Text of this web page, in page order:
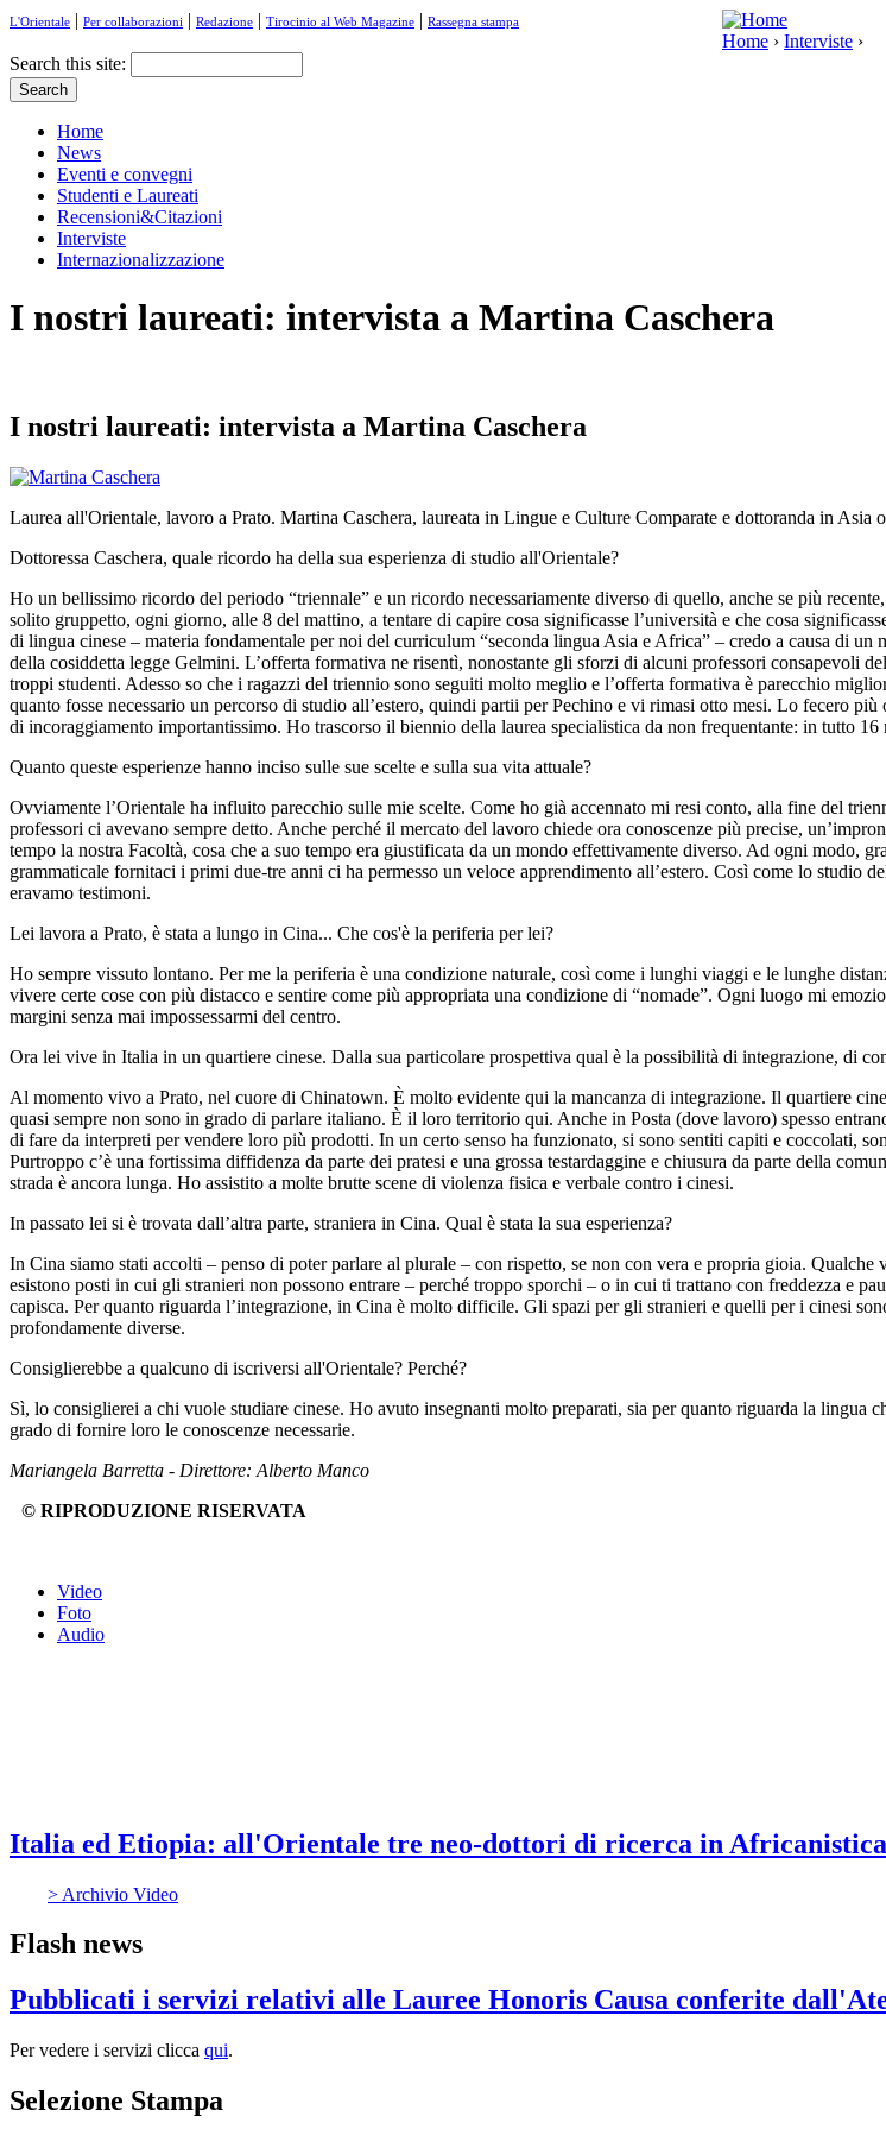
L'Orientale | Per collaborazioni | Redazione | Tirocinio al Web Magazine | Rassegna stampa
Home › Interviste ›
Search this site:
Home
News
Eventi e convegni
Studenti e Laureati
Recensioni&Citazioni
Interviste
Internazionalizzazione
I nostri laureati: intervista a Martina Caschera
I nostri laureati: intervista a Martina Caschera
Laurea all'Orientale, lavoro a Prato. Martina Caschera, laureata in Lingue e Culture Comparate e dottoranda in Asia
Dottoressa Caschera, quale ricordo ha della sua esperienza di studio all'Orientale?
Ho un bellissimo ricordo del periodo “triennale” e un ricordo necessariamente diverso di quello, anche se più
solito gruppetto, ogni giorno, alle 8 del mattino, a tentare di capire cosa significasse l’università e che cosa
di lingua cinese – materia fondamentale per noi del curriculum “seconda lingua Asia e Africa” – credo a causa di
della cosiddetta legge Gelmini. L’offerta formativa ne risentì, nonostante gli sforzi di alcuni professori consapevoli
troppi studenti. Adesso so che i ragazzi del triennio sono seguiti molto meglio e l’offerta formativa è parecchio
quanto fosse necessario un percorso di studio all’estero, quindi partii per Pechino e vi rimasi otto mesi. Lo fecero
di incoraggiamento importantissimo. Ho trascorso il biennio della laurea specialistica da non frequentante: in tutto 16
Quanto queste esperienze hanno inciso sulle sue scelte e sulla sua vita attuale?
Ovviamente l’Orientale ha influito parecchio sulle mie scelte. Come ho già accennato mi resi conto, alla fine del
professori ci avevano sempre detto. Anche perché il mercato del lavoro chiede ora conoscenze più precise,
tempo la nostra Facoltà, cosa che a suo tempo era giustificata da un mondo effettivamente diverso. Ad ogni modo,
grammaticale fornitaci i primi due-tre anni ci ha permesso un veloce apprendimento all’estero. Così come lo studio
eravamo testimoni.
Lei lavora a Prato, è stata a lungo in Cina... Che cos'è la periferia per lei?
Ho sempre vissuto lontano. Per me la periferia è una condizione naturale, così come i lunghi viaggi e le lunghe
vivere certe cose con più distacco e sentire come più appropriata una condizione di “nomade”. Ogni luogo mi
margini senza mai impossessarmi del centro.
Ora lei vive in Italia in un quartiere cinese. Dalla sua particolare prospettiva qual è la possibilità di integrazione, di
Al momento vivo a Prato, nel cuore di Chinatown. È molto evidente qui la mancanza di integrazione. Il quartiere
quasi sempre non sono in grado di parlare italiano. È il loro territorio qui. Anche in Posta (dove lavoro) spesso
di fare da interpreti per vendere loro più prodotti. In un certo senso ha funzionato, si sono sentiti capiti e coccolati,
Purtroppo c’è una fortissima diffidenza da parte dei pratesi e una grossa testardaggine e chiusura da parte della
strada è ancora lunga. Ho assistito a molte brutte scene di violenza fisica e verbale contro i cinesi.
In passato lei si è trovata dall’altra parte, straniera in Cina. Qual è stata la sua esperienza?
In Cina siamo stati accolti – penso di poter parlare al plurale – con rispetto, se non con vera e propria gioia.
esistono posti in cui gli stranieri non possono entrare – perché troppo sporchi – o in cui ti trattano con freddezza e
capisca. Per quanto riguarda l’integrazione, in Cina è molto difficile. Gli spazi per gli stranieri e quelli per i cinesi
profondamente diverse.
Consiglierebbe a qualcuno di iscriversi all'Orientale? Perché?
Sì, lo consiglierei a chi vuole studiare cinese. Ho avuto insegnanti molto preparati, sia per quanto riguarda la
grado di fornire loro le conoscenze necessarie.
Mariangela Barretta - Direttore: Alberto Manco
© RIPRODUZIONE RISERVATA
Video
Foto
Audio
Italia ed Etiopia: all'Orientale tre neo-dottori di ricerca in Africanistica
> Archivio Video
Flash news
Pubblicati i servizi relativi alle Lauree Honoris Causa conferite
Per vedere i servizi clicca qui.
Selezione Stampa